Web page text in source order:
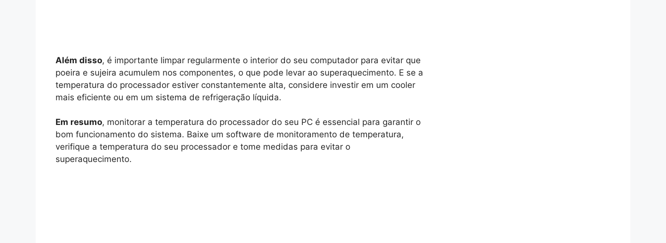
Além disso, é importante limpar regularmente o interior do seu computador para evitar que
poeira e sujeira acumulem nos componentes, o que pode levar ao superaquecimento. E se a
temperatura do processador estiver constantemente alta, considere investir em um cooler
mais eficiente ou em um sistema de refrigeração líquida.
Em resumo, monitorar a temperatura do processador do seu PC é essencial para garantir o
bom funcionamento do sistema. Baixe um software de monitoramento de temperatura,
verifique a temperatura do seu processador e tome medidas para evitar o
superaquecimento.